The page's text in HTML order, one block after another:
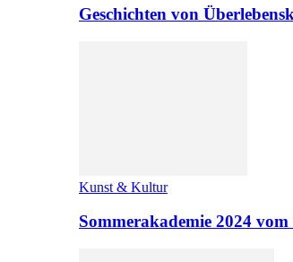
Geschichten von
Kunst & Kultur
Sommerakademie 2024